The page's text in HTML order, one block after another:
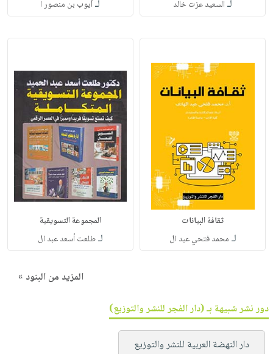
لـ السعيد عزت خالد لـأيوب بن منصور ا
ثقافة البيانات
لـ محمد فتحي عبد ال
المجموعة التسويقية
لـطلعت أسعد عبد ال
المزيد من البنود »
دور نشر شبيهة بـ (دار الفجر للنشر والتوزيع)
دار النهضة العربية للنشر والتوزيع